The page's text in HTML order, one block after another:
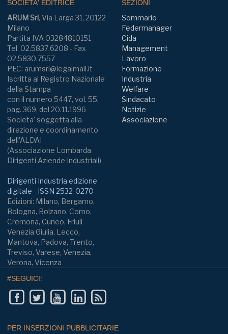
SOCIETA' EDITRICE
ARUM Srl, Via Larga 31, 20122
Milano
Partita IVA 03284810151
Tel. 02.5837.6208 - Fax
02.5830.7557
PEC: arumsrl@legalmail.it
Iscritta al Registro Nazionale
della Stampa
con il numero 5447, vol. 55,
pag. 369, del 20.11.1996
Societa' soggetta alla
direzione e coordinamento
dell'ALDAI
(Associazione Lombarda
Dirigenti Aziende Industriali)
Dirigenti Industria edizione
digitale - ISSN 2532-0270
Edizioni: Milano, Bergamo,
Bologna, Bolzano, Como,
Cremona, Cuneo, Friuli
Venezia Giulia, Lecco,
Mantova, Padova, Trento,
Treviso, Varese, Venezia,
Verona, Vicenza
SEZIONI
Sommario
Federmanager
Cida
Management
Lavoro
Formazione
Industria
Welfare
Sindacato
Notizie
Associazione
#SEGUICI:
PER INSERZIONI PUBBLICITARIE